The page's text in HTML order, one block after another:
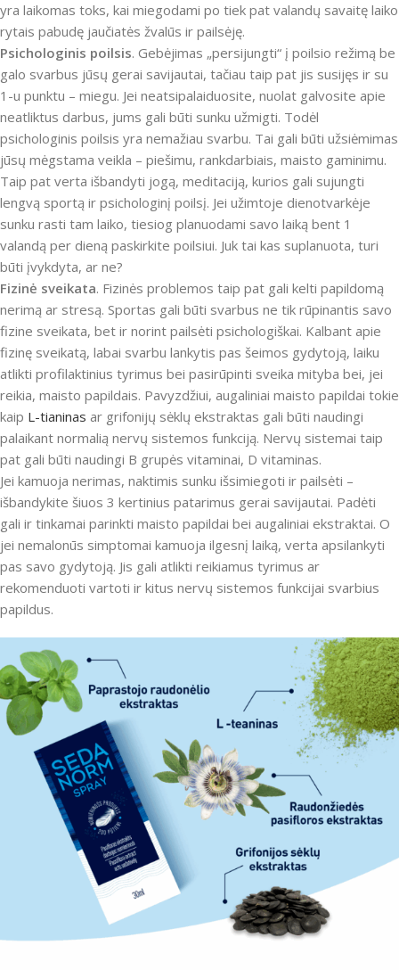
yra laikomas toks, kai miegodami po tiek pat valandų savaitę laiko
rytais pabudę jaučiatės žvalūs ir pailsėję.
Psichologinis poilsis. Gebėjimas „persijungti“ į poilsio režimą be
galo svarbus jūsų gerai savijautai, tačiau taip pat jis susijęs ir su
1-u punktu – miegu. Jei neatsipalaiduosite, nuolat galvosite apie
neatliktus darbus, jums gali būti sunku užmigti. Todėl
psichologinis poilsis yra nemažiau svarbu. Tai gali būti užsiėmimas
jūsų mėgstama veikla – piešimu, rankdarbiais, maisto gaminimu.
Taip pat verta išbandyti jogą, meditaciją, kurios gali sujungti
lengvą sportą ir psichologinį poilsį. Jei užimtoje dienotvarkėje
sunku rasti tam laiko, tiesiog planuodami savo laiką bent 1
valandą per dieną paskirkite poilsiui. Juk tai kas suplanuota, turi
būti įvykdyta, ar ne?
Fizinė sveikata. Fizinės problemos taip pat gali kelti papildomą
nerimą ar stresą. Sportas gali būti svarbus ne tik rūpinantis savo
fizine sveikata, bet ir norint pailsėti psichologiškai. Kalbant apie
fizinę sveikatą, labai svarbu lankytis pas šeimos gydytoją, laiku
atlikti profilaktinius tyrimus bei pasirūpinti sveika mityba bei, jei
reikia, maisto papildais. Pavyzdžiui, augaliniai maisto papildai tokie
kaip L-tianinas ar grifonijų sėklų ekstraktas gali būti naudingi
palaikant normalią nervų sistemos funkciją. Nervų sistemai taip
pat gali būti naudingi B grupės vitaminai, D vitaminas.
Jei kamuoja nerimas, naktimis sunku išsimiegoti ir pailsėti –
išbandykite šiuos 3 kertinius patarimus gerai savijautai. Padėti
gali ir tinkamai parinkti maisto papildai bei augaliniai ekstraktai. O
jei nemalonūs simptomai kamuoja ilgesnį laiką, verta apsilankyti
pas savo gydytoją. Jis gali atlikti reikiamus tyrimus ar
rekomenduoti vartoti ir kitus nervų sistemos funkcijai svarbius
papildus.